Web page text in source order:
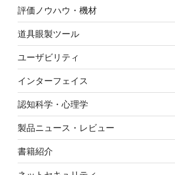
評価ノウハウ・機材
道具眼製ツール
ユーザビリティ
インターフェイス
認知科学・心理学
製品ニュース・レビュー
書籍紹介